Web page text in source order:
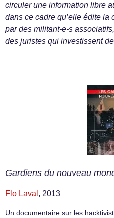
circuler une information libre
dans ce cadre qu’elle édite
par des militant-e-s
des juristes qui investissent
Gardiens du nouveau
Flo Laval , 2013
Un documentaire sur les